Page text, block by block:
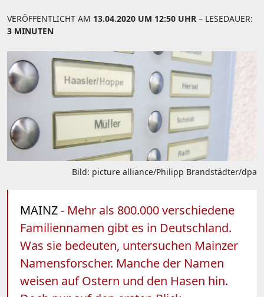
VERÖFFENTLICHT AM 13.04.2020 UM 12:50 UHR – LESEDAUER:
3 MINUTEN
Bild: picture alliance/Philipp Brandstädter/dpa
MAINZ- Mehr als 800.000 verschiedene
Familiennamen gibt es in Deutschland.
Was sie bedeuten, untersuchen Mainzer
Namensforscher. Manche der Namen
weisen auf Ostern und den Hasen hin.